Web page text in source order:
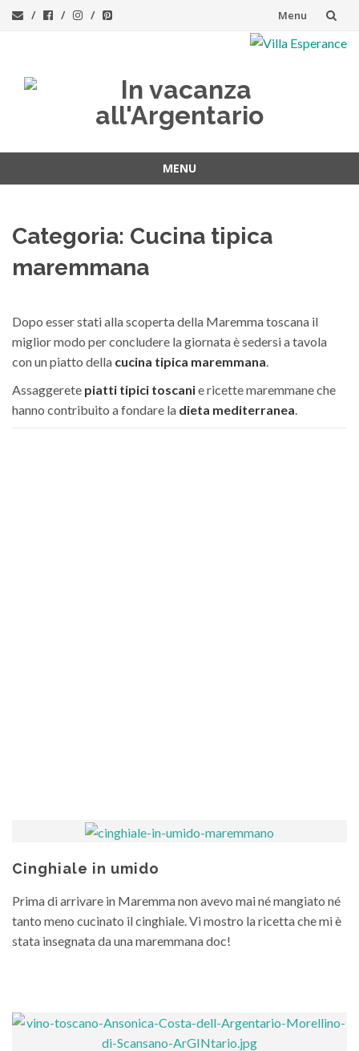
Menu
MENU
contenuto
Categoria: Cucina tipica
maremmana
Dopo esser stati alla scoperta della Maremma toscana il
miglior modo per concludere la giornata è sedersi a tavola
con un piatto della cucina tipica maremmana.
Assaggerete piatti tipici toscanie ricette maremmane che
hanno contribuito a fondare la dieta mediterranea.
Cinghiale in umido
Prima di arrivare in Maremma non avevo mai né mangiato né
tanto meno cucinato il cinghiale. Vi mostro la ricetta che mi è
stata insegnata da una maremmana doc!